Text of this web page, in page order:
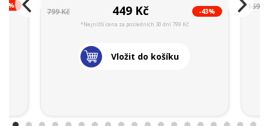
799 Kč 449 Kč -43%
*Nejnižší cena za posledních 30 dní 799 Kč
Vložit do košíku
169